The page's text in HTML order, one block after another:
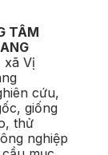
TÂM
xã Vị
cứu,
giống
thử
nghiệp